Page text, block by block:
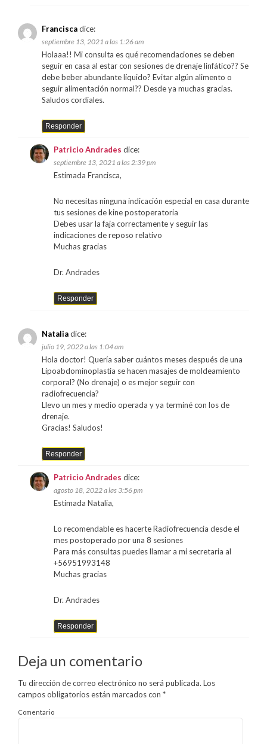
Franciscadice:
septiembre 13, 2021 a las 1:26 am
Holaaa!! Mi consulta es qué recomendaciones se deben
seguir en casa al estar con sesiones de drenaje linfático?? Se
debe beber abundante líquido? Evitar algún alimento o
seguir alimentación normal?? Desde ya muchas gracias.
Saludos cordiales.
Responder
Patricio Andrades dice:
septiembre 13, 2021 a las 2:39 pm
Estimada Francisca,
No necesitas ninguna indicación especial en casa durante
tus sesiones de kine postoperatoria
Debes usar la faja correctamente y seguir las
indicaciones de reposo relativo
Muchas gracias
Dr. Andrades
Responder
Nataliadice:
julio 19, 2022 a las 1:04 am
Hola doctor! Quería saber cuántos meses después de una
Lipoabdominoplastia se hacen masajes de moldeamiento
corporal? (No drenaje) o es mejor seguir con
radiofrecuencia?
Llevo un mes y medio operada y ya terminé con los de
drenaje.
Gracias! Saludos!
Responder
Patricio Andrades dice:
agosto 18, 2022 a las 3:56 pm
Estimada Natalia,
Lo recomendable es hacerte Radiofrecuencia desde el
mes postoperado por una 8 sesiones
Para más consultas puedes llamar a mi secretaria al
+56951993148
Muchas gracias
Dr. Andrades
Responder
Deja un comentario
Tu dirección de correo electrónico no será publicada. Los
campos obligatorios están marcados con *
Comentario